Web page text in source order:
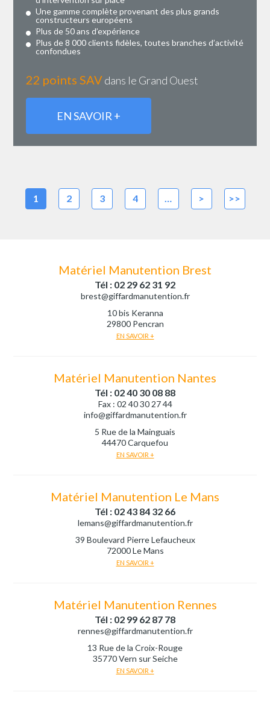
Une gamme complète provenant des plus grands
constructeurs européens
Plus de 50 ans d’expérience
Plus de 8 000 clients fidèles, toutes branches d’activité
confondues
22 points SAVdans le Grand Ouest
EN SAVOIR +
1 2 3 4 … > >>
Matériel Manutention Brest
Tél : 02 29 62 31 92
brest@giffardmanutention.fr
10 bis Keranna
29800 Pencran
EN SAVOIR +
Matériel Manutention Nantes
Tél : 02 40 30 08 88
Fax : 02 40 30 27 44
info@giffardmanutention.fr
5 Rue de la Mainguais
44470 Carquefou
EN SAVOIR +
Matériel Manutention Le Mans
Tél : 02 43 84 32 66
lemans@giffardmanutention.fr
39 Boulevard Pierre Lefaucheux
72000 Le Mans
EN SAVOIR +
Matériel Manutention Rennes
Tél : 02 99 62 87 78
rennes@giffardmanutention.fr
13 Rue de la Croix-Rouge
35770 Vern sur Seiche
EN SAVOIR +